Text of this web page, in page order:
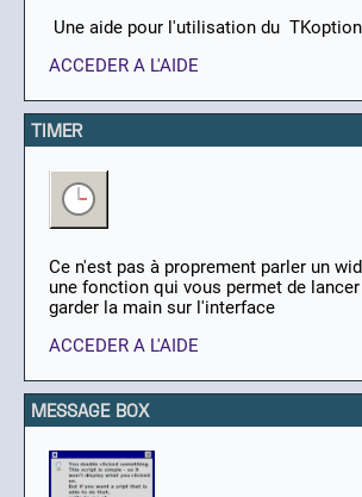
Une aide pour l'utilisation du
ACCEDER A L'AIDE
TIMER
Ce n'est pas à proprement parler un
une fonction qui vous permet de
garder la main sur l'interface
ACCEDER A L'AIDE
MESSAGE BOX